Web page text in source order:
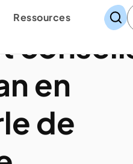
Ressources
en
de